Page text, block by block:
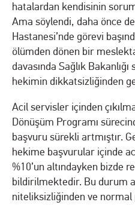
hatalardan kendisinin
Ama söylendi, daha önce
Hastanesi’nde görevi
ölümden dönen bir
davasında Sağlık Bakanlığı
hekimin dikkatsizliğinden
Acil servisler içinden
Dönüşüm Programı
başvuru sürekli artmıştır.
hekime başvurular içinde
%10’un altındayken bizde
bildirilmektedir. Bu durum
niteliksizliğinden ve normal